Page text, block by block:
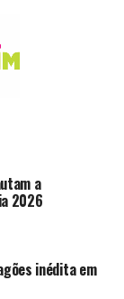
e da MPB.
Pelissari
do pop rock
é de
de
viagem e
e
segue em
a
2026
inédita em